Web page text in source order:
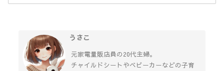
うさこ
元家電量販店員の20代主婦。
チャイルドシートやベビーカーなどの子育